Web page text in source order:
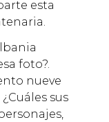
esta
foto?.
nueve
sus